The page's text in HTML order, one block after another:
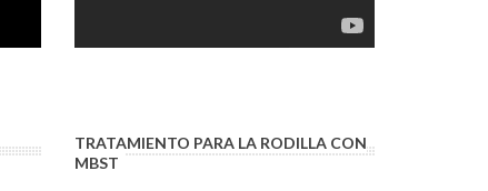
TRATAMIENTO PARA LA RODILLA CON
MBST